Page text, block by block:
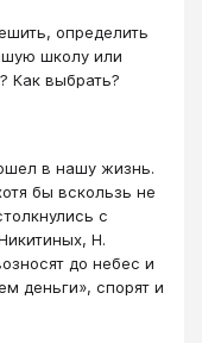
определить
школу или
Как выбрать?
в нашу жизнь.
бы вскользь не
с
Н.
до небес и
деньги», спорят и